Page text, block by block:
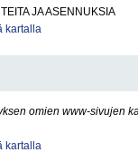
JA ASENNUKSIA
kartalla
omien www-sivujen
kartalla